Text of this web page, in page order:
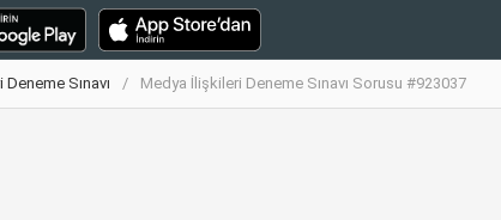
Sınavı Medya İlişkileri Deneme Sınavı Sorusu #923037